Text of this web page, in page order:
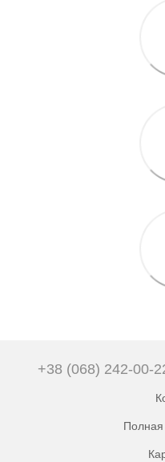
+38 (068) 242-00-
Полная